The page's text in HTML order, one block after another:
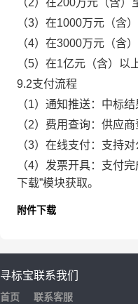
（2）在200万元（含）
（3）在1000万元（含
（4）在3000万元（含
（5）在1亿元（含）以
9.2支付流程
（1）通知推送：中标
（2）费用查询：供应
（3）在线支付：支持
（4）发票开具：支付完
下载”模块获取。
附件下载
寻标宝
首页
联系我们
联系客服